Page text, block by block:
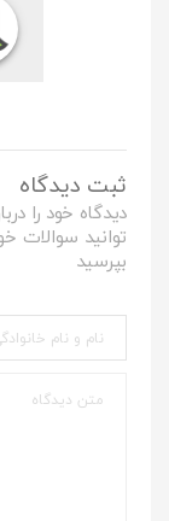
ثبت دیدگاه
دیدگاه خود را
توانید سوالات
بپرسید